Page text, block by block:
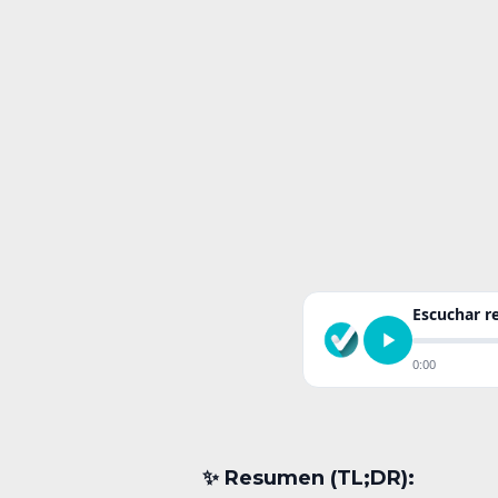
Escuchar
0:00
✨︎ Resumen (TL;DR):